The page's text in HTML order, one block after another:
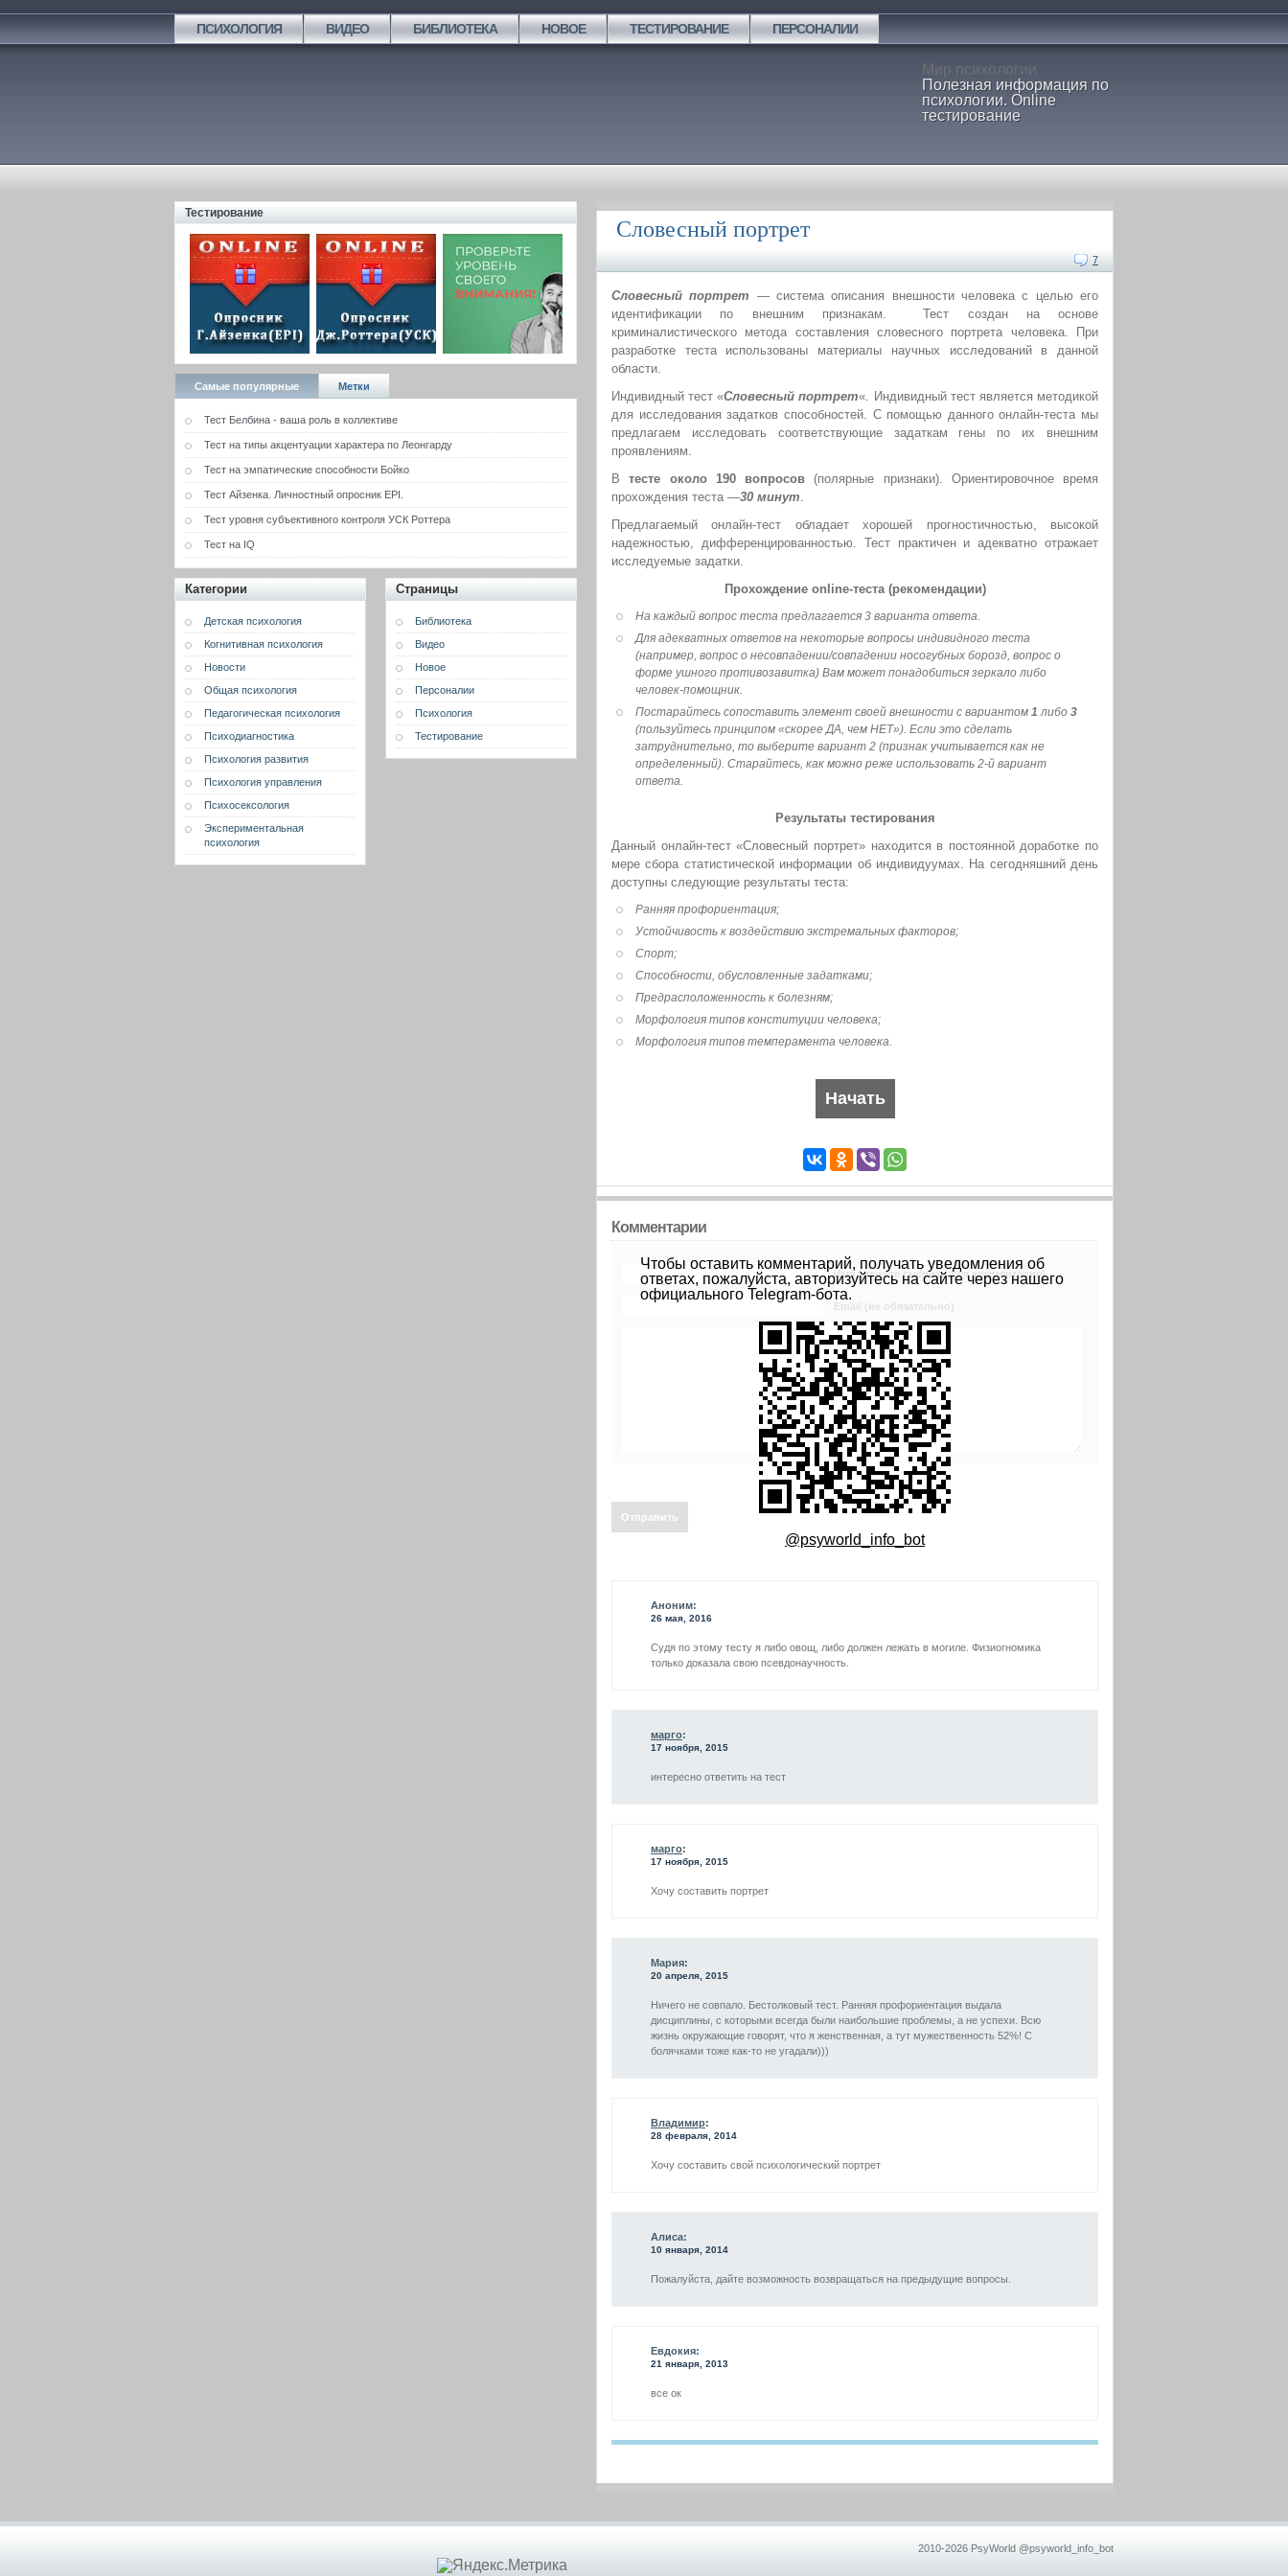
ПСИХОЛОГИЯ ВИДЕО БИБЛИОТЕКА НОВОЕ ТЕСТИРОВАНИЕ ПЕРСОНАЛИИ
Мир психологии
Полезная информация по
психологии. Online
тестирование
Словесный портрет
7
Словесный портрет — система описания внешности человека с целью его
идентификации по внешним признакам. Тест создан на основе
криминалистического метода составления словесного портрета человека. При
разработке теста использованы материалы научных исследований в данной
области.
Индивидный тест «Словесный портрет«. Индивидный тест является методикой
для исследования задатков способностей. С помощью данного онлайн-теста мы
предлагаем исследовать соответствующие задаткам гены по их внешним
проявлениям.
Втесте около 190 вопросов (полярные признаки). Ориентировочное время
прохождения теста —30 минут.
Предлагаемый онлайн-тест обладает хорошей прогностичностью, высокой
надежностью, дифференцированностью. Тест практичен и адекватно отражает
исследуемые задатки.
Прохождение online-теста (рекомендации)
На каждый вопрос теста предлагается 3 варианта ответа.
Для адекватных ответов на некоторые вопросы индивидного теста
(например, вопрос о несовпадении/совпадении носогубных борозд, вопрос о
форме ушного противозавитка) Вам может понадобиться зеркало либо
человек-помощник.
Постарайтесь сопоставить элемент своей внешности с вариантом 1 либо 3
(пользуйтесь принципом «скорее ДА, чем НЕТ»). Если это сделать
затруднительно, то выберите вариант 2 (признак учитывается как не
определенный). Старайтесь, как можно реже использовать 2-й вариант
ответа.
Результаты тестирования
Данный онлайн-тест «Словесный портрет» находится в постоянной доработке по
мере сбора статистической информации об индивидуумах. На сегодняшний день
доступны следующие результаты теста:
Ранняя профориентация;
Устойчивость к воздействию экстремальных факторов;
Спорт;
Способности, обусловленные задатками;
Предрасположенность к болезням;
Морфология типов конституции человека;
Морфология типов темперамента человека.
Комментарии
Имя (можете сменить для комментария)
Email (не обязательно)
Чтобы оставить комментарий, получать уведомления об
ответах, пожалуйста, авторизуйтесь на сайте через нашего
официального Telegram-бота.
@psyworld_info_bot
Аноним:
26 мая, 2016
Судя по этому тесту я либо овощ, либо должен лежать в могиле. Физиогномика
только доказала свою псевдонаучность.
марго:
17 ноября, 2015
интересно ответить на тест
марго:
17 ноября, 2015
Хочу составить портрет
Мария:
20 апреля, 2015
Ничего не совпало. Бестолковый тест. Ранняя профориентация выдала
дисциплины, с которыми всегда были наибольшие проблемы, а не успехи. Всю
жизнь окружающие говорят, что я женственная, а тут мужественность 52%! С
болячками тоже как-то не угадали)))
Владимир:
28 февраля, 2014
Хочу составить свой психологический портрет
Алиса:
10 января, 2014
Пожалуйста, дайте возможность возвращаться на предыдущие вопросы.
Евдокия:
21 января, 2013
все ок
Тестирование
Самые популярные Метки
Тест Белбина - ваша роль в коллективе
Тест на типы акцентуации характера по Леонгарду
Тест на эмпатические способности Бойко
Тест Айзенка. Личностный опросник EPI.
Тест уровня субъективного контроля УСК Роттера
Тест на IQ
Категории
Детская психология
Когнитивная психология
Новости
Общая психология
Педагогическая психология
Психодиагностика
Психология развития
Психология управления
Психосексология
Экспериментальная
психология
Страницы
Библиотека
Видео
Новое
Персоналии
Психология
Тестирование
2010-2026 PsyWorld @psyworld_info_bot